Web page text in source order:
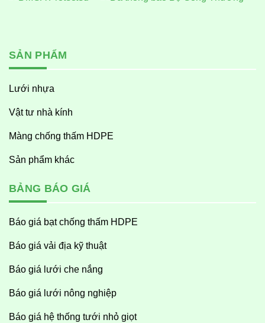
SẢN PHẨM
Lưới nhựa
Vật tư nhà kính
Màng chống thấm HDPE
Sản phẩm khác
BẢNG BÁO GIÁ
Báo giá bạt chống thấm HDPE
Báo giá vải địa kỹ thuật
Báo giá lưới che nắng
Báo giá lưới nông nghiệp
Báo giá hệ thống tưới nhỏ giọt